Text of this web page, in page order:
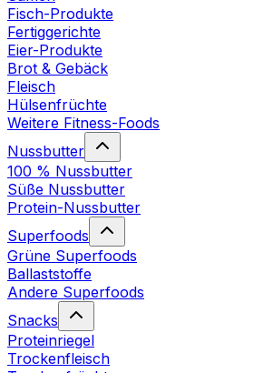
Fisch-Produkte
Fertiggerichte
Eier-Produkte
Brot & Gebäck
Fleisch
Hülsenfrüchte
Weitere Fitness-Foods
Nussbutter
100 % Nussbutter
Süße Nussbutter
Protein-Nussbutter
Superfoods
Grüne Superfoods
Ballaststoffe
Andere Superfoods
Snacks
Proteinriegel
Trockenfleisch